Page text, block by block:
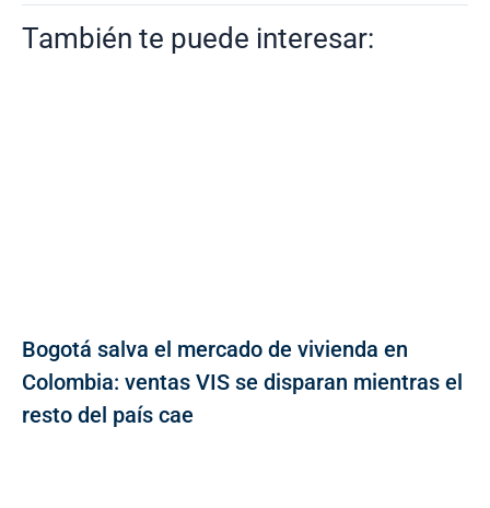
También te puede interesar:
Bogotá salva el mercado de vivienda en
Colombia: ventas VIS se disparan mientras el
resto del país cae